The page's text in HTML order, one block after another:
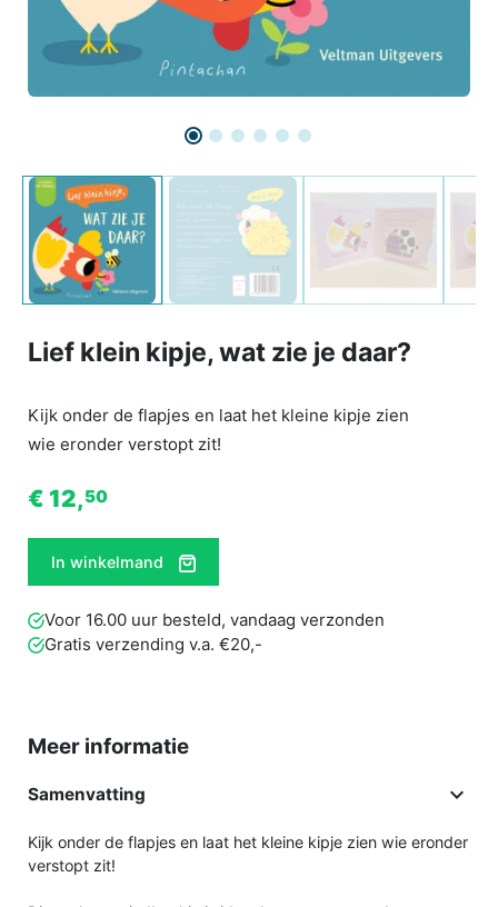
Lief klein kipje, wat zie je daar?
Kijk onder de flapjes en laat het kleine kipje zien
wie eronder verstopt zit!
€ 12,50
In winkelmand
Voor 16.00 uur besteld, vandaag verzonden
Gratis verzending v.a. €20,-
Meer informatie
Samenvatting 
Kijk onder de flapjes en laat het kleine kipje zien wie eronder
verstopt zit!